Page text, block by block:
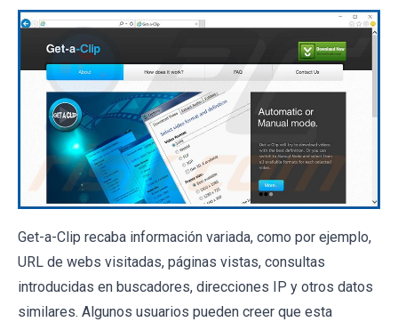
Get-a-Clip recaba información variada, como por ejemplo,
URL de webs visitadas, páginas vistas, consultas
introducidas en buscadores, direcciones IP y otros datos
similares. Algunos usuarios pueden creer que esta